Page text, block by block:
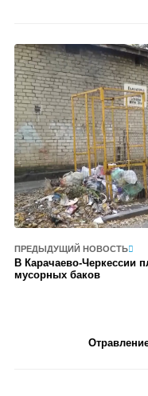
ПРЕДЫДУЩИЙ НОВОСТЬ
В Карачаево-Черкессии
мусорных баков